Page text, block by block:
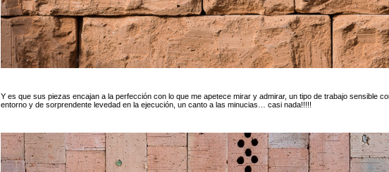
Y es que sus piezas encajan a la perfección con lo que me apetece mirar y admirar, un tipo de trabajo sensible
entorno y de sorprendente levedad en la ejecución, un canto a las minucias… casi nada!!!!!